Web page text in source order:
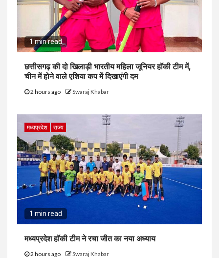
1 min read
छत्तीसगढ़ की दो खिलाड़ी भारतीय महिला जूनियर हॉकी टीम में,
चीन में होने वाले एशिया कप में दिखाएंगी दम
2 hours ago Swaraj Khabar
मध्यप्रदेश राज्य
1 min read
मध्यप्रदेश हॉकी टीम ने रचा जीत का नया अध्याय
2 hours ago Swaraj Khabar